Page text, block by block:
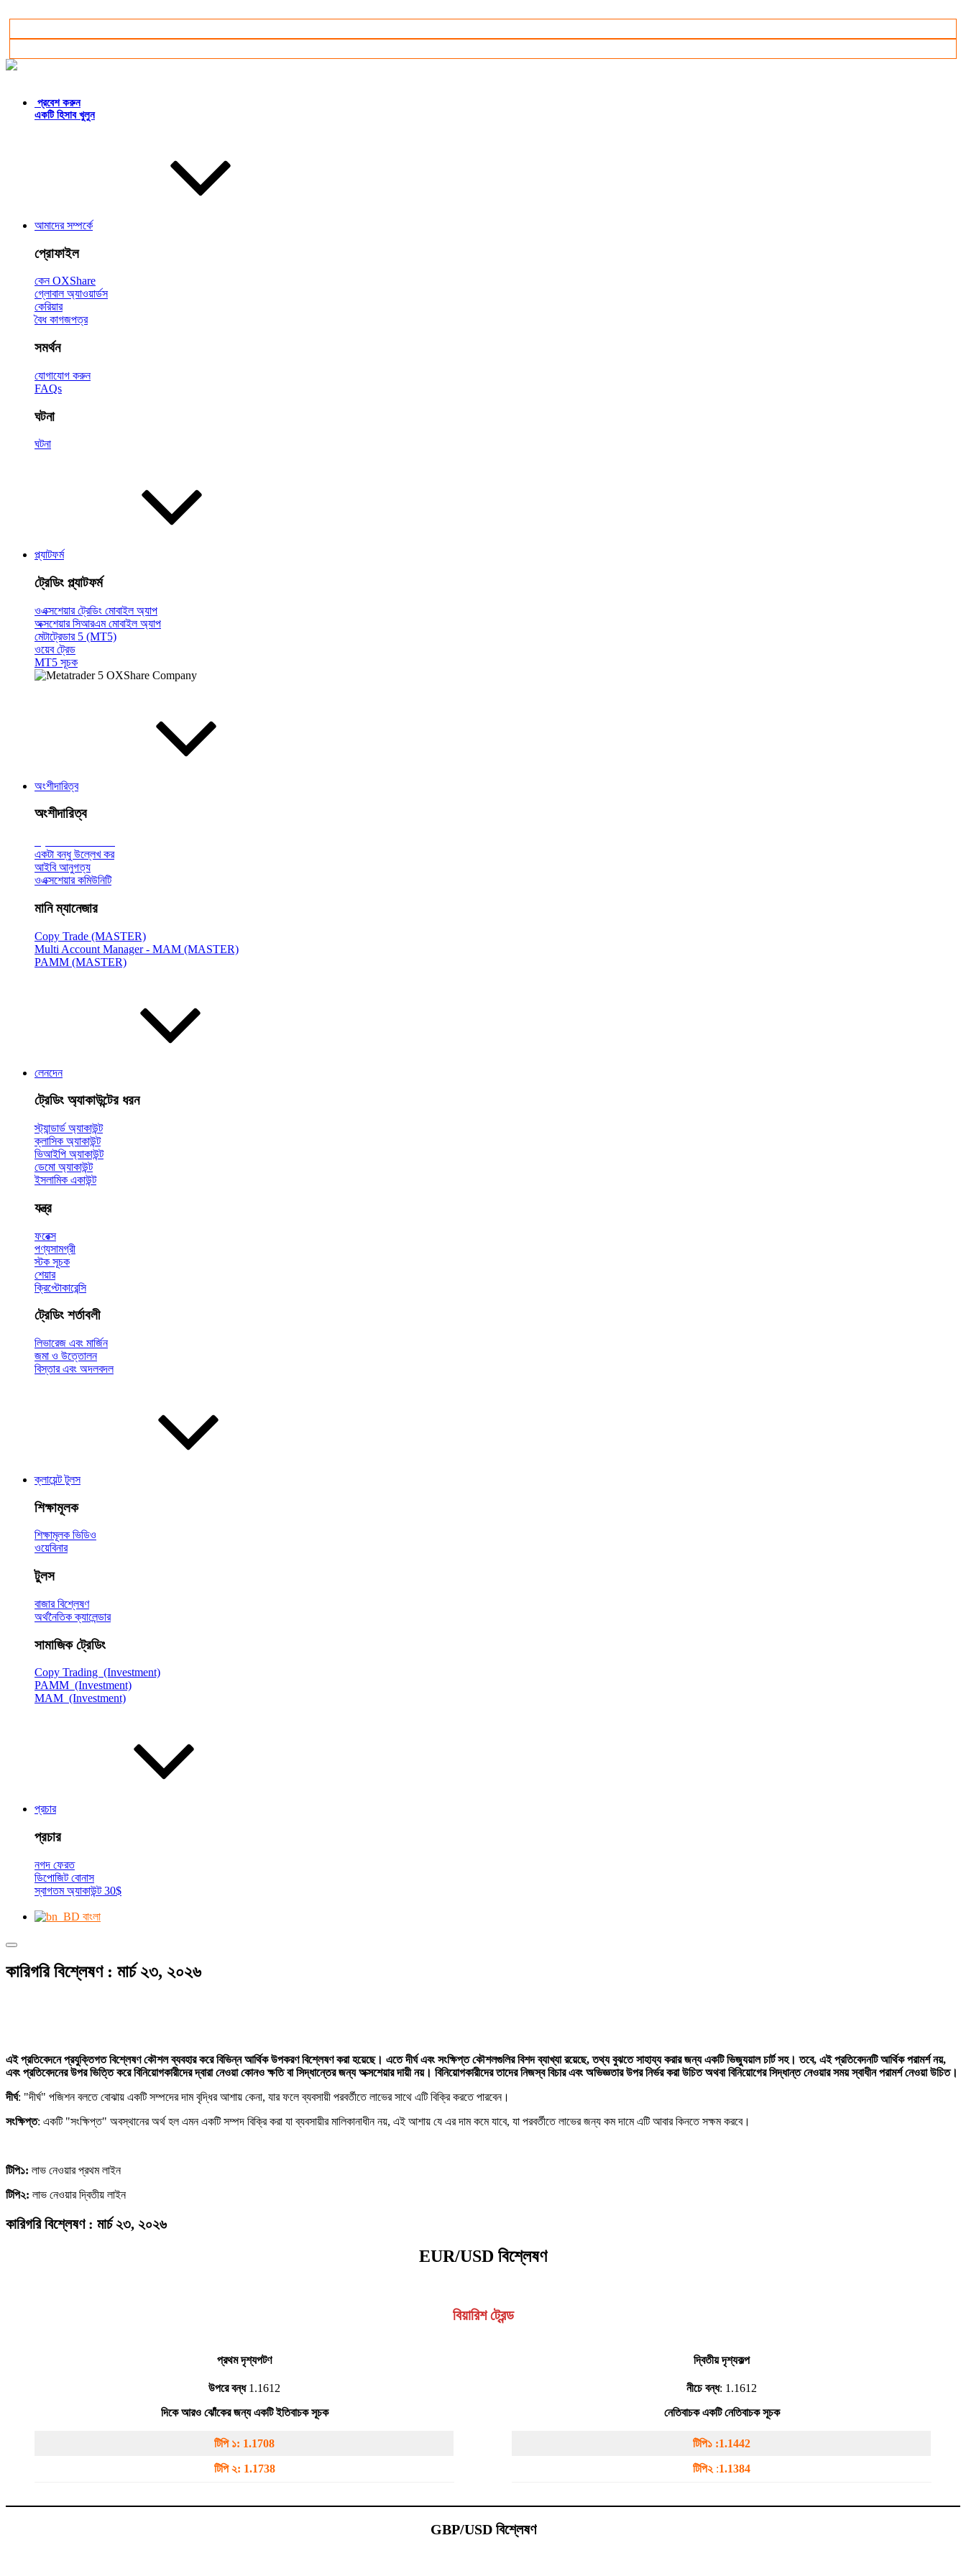
প্রবেশ করুন
একটি হিসাব খুলুন
আমাদের সম্পর্কে
প্রোফাইল
কেন OXShare
গ্লোবাল অ্যাওয়ার্ডস
কেরিয়ার
বৈধ কাগজপত্র
সমর্থন
যোগাযোগ করুন
FAQs
ঘটনা
ঘটনা
প্ল্যাটফর্ম
ট্রেডিং প্ল্যাটফর্ম
ওএক্সশেয়ার ট্রেডিং মোবাইল অ্যাপ
অক্সশেয়ার সিআরএম মোবাইল অ্যাপ
মেটাট্রেডার 5 (MT5)
ওয়েব ট্রেড
MT5 সূচক
অংশীদারিত্ব
অংশীদারিত্ব
একটা বন্ধু উল্লেখ কর
আইবি আনুগত্য
ওএক্সশেয়ার কমিউনিটি
মানি ম্যানেজার
Copy Trade (MASTER)
Multi Account Manager - MAM (MASTER)
PAMM (MASTER)
লেনদেন
ট্রেডিং অ্যাকাউন্টের ধরন
স্ট্যান্ডার্ড অ্যাকাউন্ট
ক্লাসিক অ্যাকাউন্ট
ভিআইপি অ্যাকাউন্ট
ডেমো অ্যাকাউন্ট
ইসলামিক একাউন্ট
যন্ত্র
ফরেক্স
পণ্যসামগ্রী
স্টক সূচক
শেয়ার
ক্রিপ্টোকারেন্সি
ট্রেডিং শর্তাবলী
লিভারেজ এবং মার্জিন
জমা ও উত্তোলন
বিস্তার এবং অদলবদল
ক্লায়েন্ট টুলস
শিক্ষামূলক
শিক্ষামূলক ভিডিও
ওয়েবিনার
টুলস
বাজার বিশ্লেষণ
অর্থনৈতিক ক্যালেন্ডার
সামাজিক ট্রেডিং
Copy Trading (Investment)
PAMM (Investment)
MAM (Investment)
প্রচার
প্রচার
নগদ ফেরত
ডিপোজিট বোনাস
স্বাগতম অ্যাকাউন্ট 30$
বাংলা
কারিগরি বিশ্লেষণ : মার্চ ২৩, ২০২৬
এই প্রতিবেদনে প্রযুক্তিগত বিশ্লেষণ কৌশল ব্যবহার করে বিভিন্ন আর্থিক উপকরণ বিশ্লেষণ করা হয়েছে। এতে দীর্ঘ এবং সংক্ষিপ্ত কৌশলগুলির বিশদ ব্যাখ্যা রয়েছে, তথ্য বুঝতে সাহায্য করার জন্য একটি ভিজ্যুয়াল চার্ট সহ। তবে, এই প্রতিবেদনটি আর্থিক পরামর্শ নয়,
এবং প্রতিবেদনের উপর ভিত্তি করে বিনিয়োগকারীদের দ্বারা নেওয়া কোনও ক্ষতি বা সিদ্ধান্তের জন্য অক্সশেয়ার দায়ী নয়। বিনিয়োগকারীদের তাদের নিজস্ব বিচার এবং অভিজ্ঞতার উপর নির্ভর করা উচিত অথবা বিনিয়োগের সিদ্ধান্ত নেওয়ার সময় স্বাধীন পরামর্শ নেওয়া উচিত।
দীর্ঘ: "দীর্ঘ" পজিশন বলতে বোঝায় একটি সম্পদের দাম বৃদ্ধির আশায় কেনা, যার ফলে ব্যবসায়ী পরবর্তীতে লাভের সাথে এটি বিক্রি করতে পারবেন।
সংক্ষিপ্ত: একটি "সংক্ষিপ্ত" অবস্থানের অর্থ হল এমন একটি সম্পদ বিক্রি করা যা ব্যবসায়ীর মালিকানাধীন নয়, এই আশায় যে এর দাম কমে যাবে, যা পরবর্তীতে লাভের জন্য কম দামে এটি আবার কিনতে সক্ষম করবে।
টিপি১: লাভ নেওয়ার প্রথম লাইন
টিপি২: লাভ নেওয়ার দ্বিতীয় লাইন
কারিগরি বিশ্লেষণ : মার্চ ২৩, ২০২৬
EUR/USD বিশ্লেষণ
বিয়ারিশ ট্রেন্ড
প্রথম দৃশ্যপটণ
উপরে বন্ধ 1.1612
দিকে আরও ঝোঁকের জন্য একটি ইতিবাচক সূচক
টিপি ১: 1.1708
টিপি ২: 1.1738
দ্বিতীয় দৃশ্যকল্প
নীচে বন্ধ: 1.1612
নেতিবাচক একটি নেতিবাচক সূচক
টিপি১ :1.1442
টিপি২ :1.1384
GBP/USD বিশ্লেষণ